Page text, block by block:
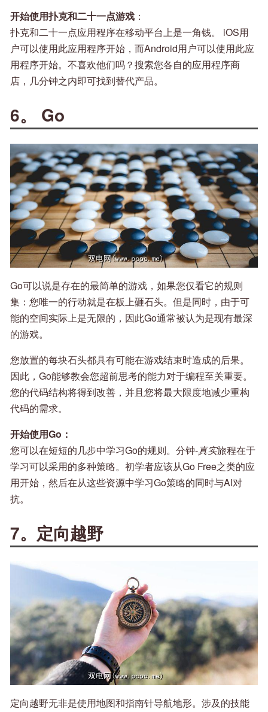
开始使用扑克和二十一点游戏 ：
扑克和二十一点应用程序在移动平台上是一角钱。 iOS用
户可以使用此应用程序开始，而Android用户可以使用此应
用程序开始。不喜欢他们吗？搜索您各自的应用程序商
店，几分钟之内即可找到替代产品。
6。 Go
Go可以说是存在的最简单的游戏，如果您仅看它的规则
集：您唯一的行动就是在板上砸石头。但是同时，由于可
能的空间实际上是无限的，因此Go通常被认为是现有最深
的游戏。
您放置的每块石头都具有可能在游戏结束时造成的后果。
因此，Go能够教会您超前思考的能力对于编程至关重要。
您的代码结构将得到改善，并且您将最大限度地减少重构
代码的需求。
开始使用Go：
您可以在短短的几步中学习Go的规则。分钟-真实旅程在于
学习可以采用的多种策略。初学者应该从Go Free之类的应
用开始，然后在从这些资源中学习Go策略的同时与AI对
抗。
7。定向越野
定向越野无非是使用地图和指南针导航地形。涉及的技能